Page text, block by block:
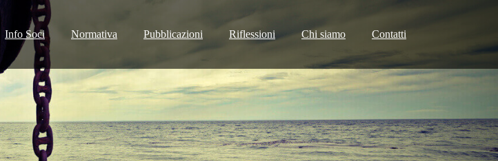
Info Soci Normativa Pubblicazioni Riflessioni Chi siamo Contatti